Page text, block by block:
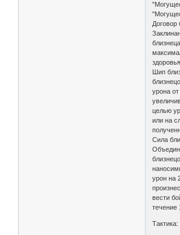
Договор
Шип
урона
целью
или на
Сила
урон на
вести
течение
Тактика: